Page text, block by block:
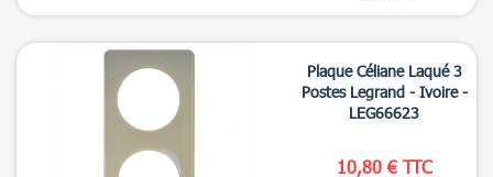

Plaque Céliane Laqué 3
Postes Legrand - Ivoire -
LEG66623
10,80 € TTC